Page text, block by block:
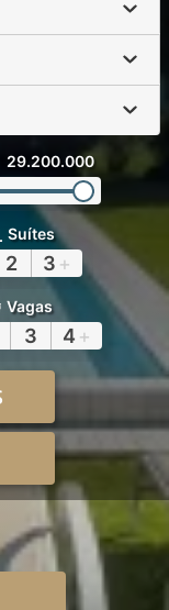
29.200.000
Suítes
2 3 +
Vagas
3 4 +